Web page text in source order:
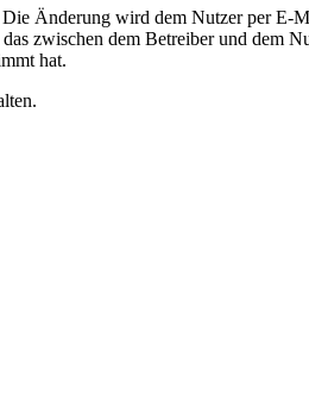
Änderung wird dem Nutzer per E-
zwischen dem Betreiber und dem
hat.